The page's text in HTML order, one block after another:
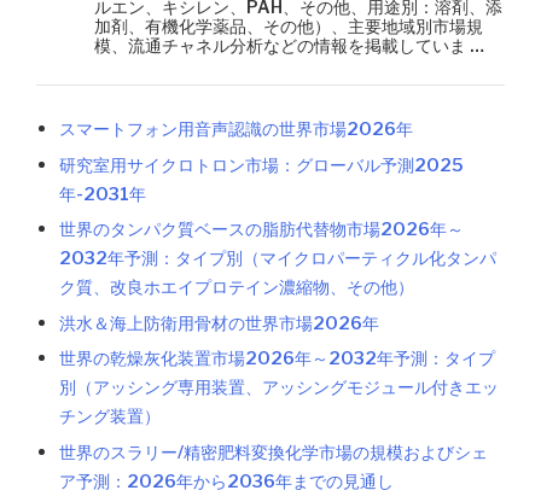
ルエン、キシレン、PAH、その他、用途別：溶剤、添
加剤、有機化学薬品、その他）、主要地域別市場規
模、流通チャネル分析などの情報を掲載していま …
スマートフォン用音声認識の世界市場2026年
研究室用サイクロトロン市場：グローバル予測2025
年-2031年
世界のタンパク質ベースの脂肪代替物市場2026年～
2032年予測：タイプ別（マイクロパーティクル化タンパ
ク質、改良ホエイプロテイン濃縮物、その他）
洪水＆海上防衛用骨材の世界市場2026年
世界の乾燥灰化装置市場2026年～2032年予測：タイプ
別（アッシング専用装置、アッシングモジュール付きエッ
チング装置）
世界のスラリー/精密肥料変換化学市場の規模およびシェ
ア予測：2026年から2036年までの見通し